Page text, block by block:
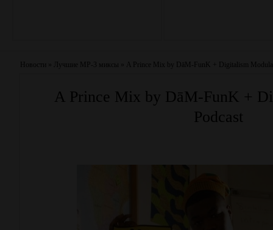
Новости » Лучшие MP-3 миксы » A Prince Mix by DāM-FunK + Digitalism
A Prince Mix by DāM-FunK +
Podcast